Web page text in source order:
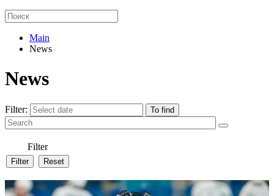
Main
News
News
Filter:
Filter